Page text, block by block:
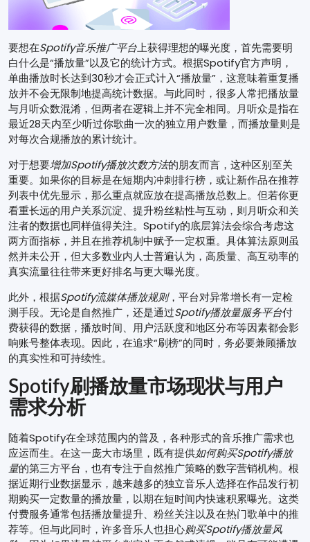
要想在Spotify音乐推广平台上获得理想的曝光度，首先需要明
白什么是“播放量”以及它的统计方式。根据Spotify官方声明，
单曲播放时长达到30秒才会正式计入“播放量”，这意味着重复播
放并不会无限制地提高统计数据。与此同时，很多人常把播放量
与月听众数混淆，但两者在逻辑上并不完全相同。月听众是指在
最近28天内至少听过你歌曲一次的独立用户数量，而播放量则是
对每次合规播放的累计统计。
对于想要增加Spotify播放次数方法的朋友而言，这种区别至关
重要。如果你的目标是在短期内冲刺排行榜，或让新作品在推荐
列表中优先显示，那么重点就应放在提高播放总数上。但若你更
看重长远的用户关系沉淀、提升粉丝粘性与互动，则月听众和关
注者的数据也同样值得关注。Spotify的底层算法会综合考虑这
两方面指标，并且在推荐机制中赋予一定权重。具体算法原则虽
然并未公开，但大多数业内人士普遍认为，高质量、高互动率的
真实流量往往带来更好排名与更大曝光度。
此外，根据Spotify流媒体播放规则，平台对异常增长有一定检
测手段。无论是自然推广，还是通过Spotify播放量服务平台付
费获得的数据，播放时间、用户活跃度和地区分布等因素都会影
响账号整体表现。因此，在追求“刷榜”的同时，务必要兼顾播放
的真实性和可持续性。
Spotify刷播放量市场现状与用户
需求分析
随着Spotify在全球范围内的普及，各种形式的音乐推广需求也
应运而生。在这一庞大市场里，既有提供如何购买Spotify播放
量的第三方平台，也有专注于自然推广策略的数字营销机构。根
据近期行业数据显示，越来越多的独立音乐人选择在作品发行初
期购买一定数量的播放量，以期在短时间内快速积累曝光。这类
付费服务通常包括播放量提升、粉丝关注以及在热门歌单中的推
荐等。但与此同时，许多音乐人也担心购买Spotify播放量风